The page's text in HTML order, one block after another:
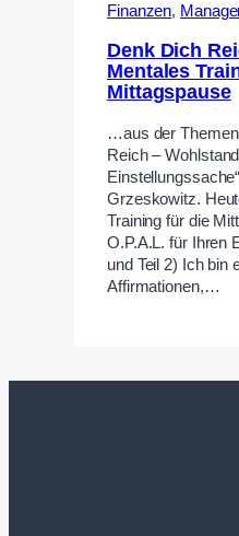
Finanzen,
Denk Dich
Mentales
Mittagspause
…aus der
Reich –
Grzeskowitz.
Training für die
O.P.A.L. für Ihren
und Teil 2) Ich bin
Affirmationen,…